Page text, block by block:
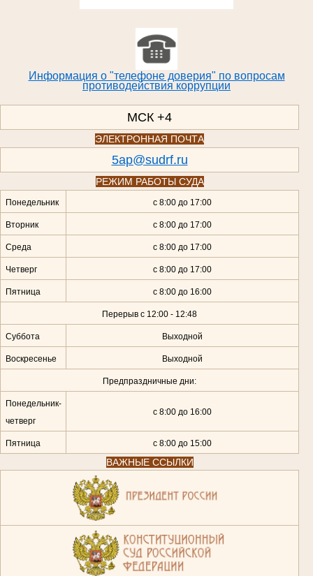
Информация о "телефоне доверия" по вопросам
противодействия коррупции
МСК +4
ЭЛЕКТРОННАЯ ПОЧТА
5ap@sudrf.ru
РЕЖИМ РАБОТЫ СУДА
Понедельник с 8:00 до 17:00
Вторник с 8:00 до 17:00
Среда с 8:00 до 17:00
Четверг с 8:00 до 17:00
Пятница с 8:00 до 16:00
Перерыв с 12:00 - 12:48
Суббота Выходной
Воскресенье Выходной
Предпраздничные дни:
Понедельник-
четверг
с 8:00 до 16:00
Пятница с 8:00 до 15:00
ВАЖНЫЕ ССЫЛКИ